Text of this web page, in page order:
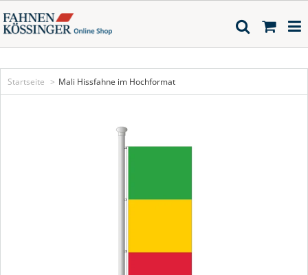
Startseite Mali Hissfahne im Hochformat